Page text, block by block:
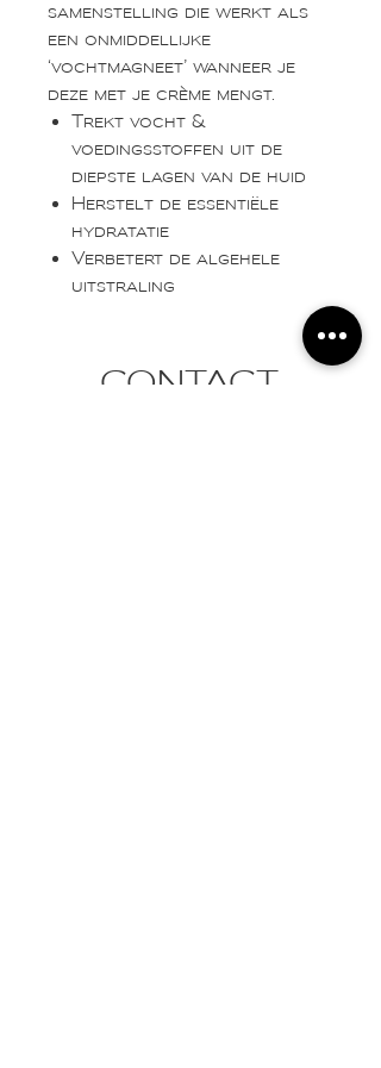
samenstelling die werkt als
een onmiddellijke
‘vochtmagneet’ wanneer je
deze met je crème mengt.
Trekt vocht &
voedingsstoffen uit de
diepste lagen van de huid
Herstelt de essentiële
hydratatie
Verbetert de algehele
uitstraling
CONTACT.